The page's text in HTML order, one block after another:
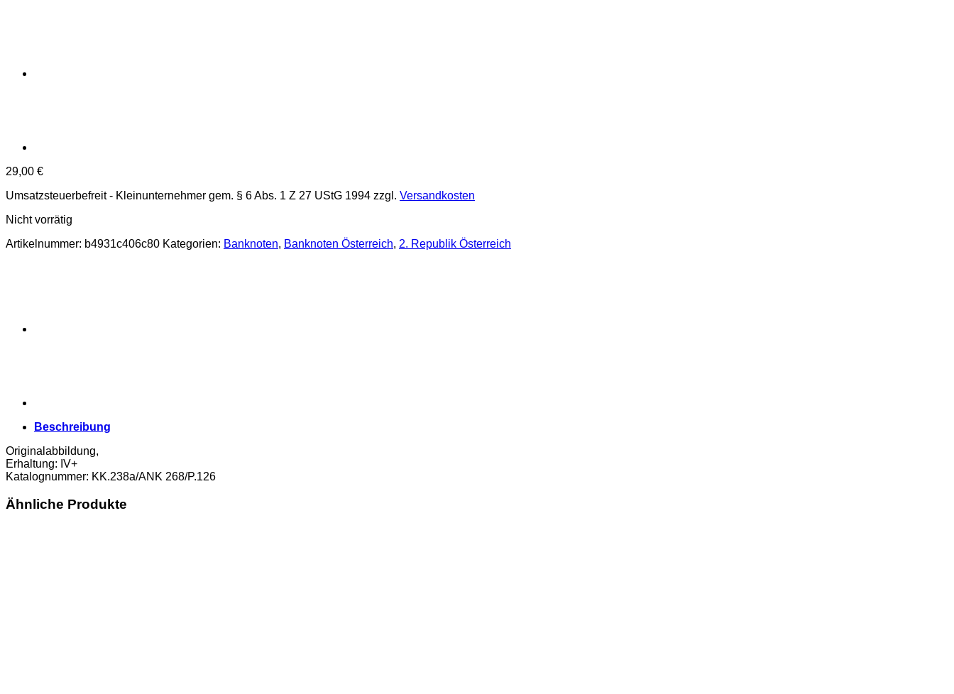
29,00 €
Umsatzsteuerbefreit - Kleinunternehmer gem. § 6 Abs. 1 Z 27 UStG 1994 zzgl. Versandkosten
Nicht vorrätig
Artikelnummer: b4931c406c80 Kategorien: Banknoten, Banknoten Österreich, 2. Republik Österreich
Beschreibung
Originalabbildung,
Erhaltung: IV+
Katalognummer: KK.238a/ANK 268/P.126
Ähnliche Produkte